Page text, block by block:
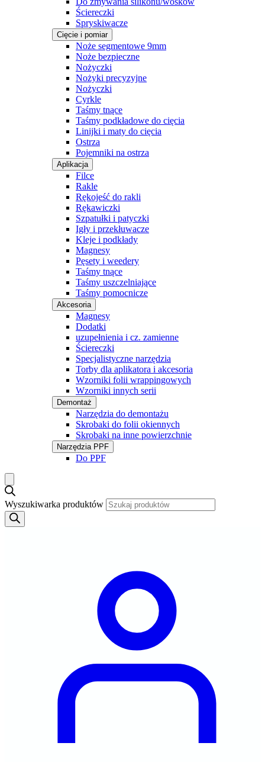
Ściereczki
Spryskiwacze
Cięcie i pomiar
Noże segmentowe 9mm
Noże bezpieczne
Nożyczki
Nożyki precyzyjne
Nożyczki
Cyrkle
Taśmy tnące
Taśmy podkładowe do cięcia
Linijki i maty do cięcia
Ostrza
Pojemniki na ostrza
Aplikacja
Filce
Rakle
Rękojeść do rakli
Rękawiczki
Szpatułki i patyczki
Igły i przekłuwacze
Kleje i podkłady
Magnesy
Pęsety i weedery
Taśmy tnące
Taśmy uszczelniające
Taśmy pomocnicze
Akcesoria
Magnesy
Dodatki
uzupełnienia i cz. zamienne
Ściereczki
Specjalistyczne narzędzia
Torby dla aplikatora i akcesoria
Wzorniki folii wrappingowych
Wzorniki innych serii
Demontaż
Narzędzia do demontażu
Skrobaki do folii okiennych
Skrobaki na inne powierzchnie
Narzędzia PPF
Do PPF
Wyszukiwarka produktów